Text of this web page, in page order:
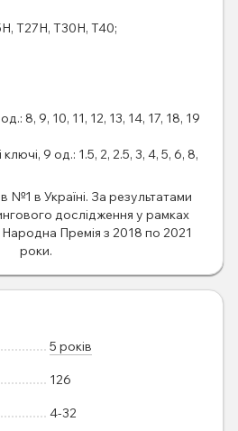
T27H, T30H, T40;
8, 9, 10, 11, 12, 13, 14, 17, 18, 19
9 од.: 1.5, 2, 2.5, 3, 4, 5, 6, 8,
№1 в Україні. За результатами
дослідження у рамках
Народна Премія з 2018 по 2021
роки.
5 років
126
4-32